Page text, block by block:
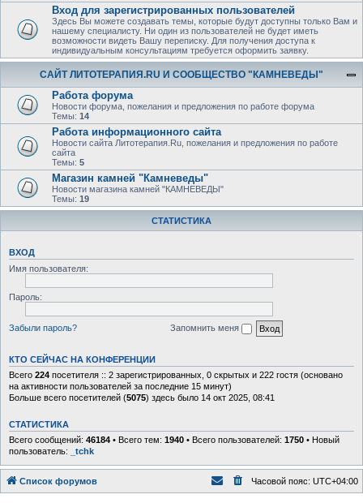
Вход для зарегистрированных пользователей
Здесь Вы можете создавать темы, которые будут доступны только Вам и
нашему специалисту. Ни один из пользователей не будет иметь
возможности видеть Вашу переписку. Для получения доступа к
индивидуальным консультациям требуется оформить заявку.
САЙТ ЛИТОТЕРАПИЯ.RU И СООБЩЕСТВО "КАМНЕВЕДЫ"
Работа форума
Новости форума, пожелания и предложения по работе форума
Темы: 14
Работа информационного сайта
Новости сайта Литотерапия.Ru, пожелания и предложения по работе
сайта
Темы: 5
Магазин камней "Камневеды"
Новости магазина камней "КАМНЕВЕДЫ"
Темы: 19
СТАТИСТИКА
ВХОД
Имя пользователя:
Пароль:
Забыли пароль? Запомнить меня
КТО СЕЙЧАС НА КОНФЕРЕНЦИИ
Всего 224 посетителя :: 2 зарегистрированных, 0 скрытых и 222 гостя (основано
на активности пользователей за последние 15 минут)
Больше всего посетителей (5075) здесь было 14 окт 2025, 08:41
СТАТИСТИКА
Всего сообщений: 46184 • Всего тем: 1940 • Всего пользователей: 1750 • Новый
пользователь:
_tchk
Список форумов Часовой пояс: UTC+04:00